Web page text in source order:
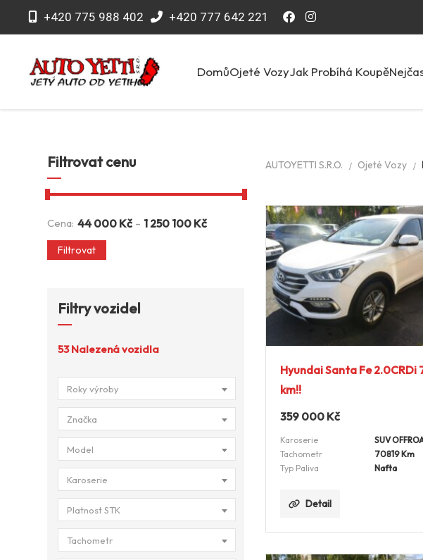
+420 775 988 402 +420 777 642 221
DomůOjeté VozyJak Probíhá Koupě
Filtrovat cenu
Cena: 44 000 Kč - 1 250 100 Kč
Filtrovat
Filtry vozidel
53 Nalezená vozidla
Roky výroby
Značka
Model
Karoserie
Platnost STK
Tachometr
AUTOYETTI S.R.O. Ojeté Vozy
Hyundai Santa Fe 2.0CRDi
km!!
359 000 Kč
Karoserie
SUV
Tachometr
70819 Km
Typ Paliva
Nafta
Detail